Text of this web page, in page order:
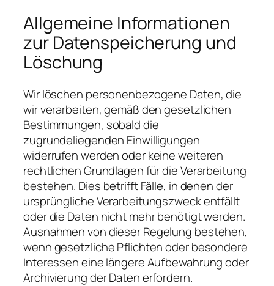
Allgemeine Informationen
zur Datenspeicherung und
Löschung
Wir löschen personenbezogene Daten, die
wir verarbeiten, gemäß den gesetzlichen
Bestimmungen, sobald die
zugrundeliegenden Einwilligungen
widerrufen werden oder keine weiteren
rechtlichen Grundlagen für die Verarbeitung
bestehen. Dies betrifft Fälle, in denen der
ursprüngliche Verarbeitungszweck entfällt
oder die Daten nicht mehr benötigt werden.
Ausnahmen von dieser Regelung bestehen,
wenn gesetzliche Pflichten oder besondere
Interessen eine längere Aufbewahrung oder
Archivierung der Daten erfordern.